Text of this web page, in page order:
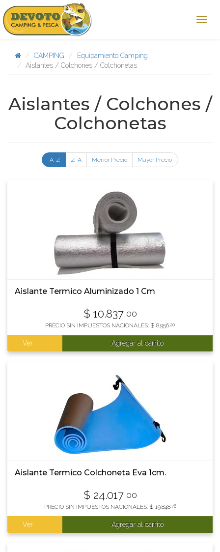
CAMPING
Equipamiento Camping
Aislantes / Colchones / Colchonetas
Aislantes / Colchones /
Colchonetas
A-Z Z-A Menor Precio Mayor Precio
Aislante Termico Aluminizado 1 Cm
$ 10.837,00
PRECIO SIN IMPUESTOS NACIONALES: $ 8.956 ,20
Ver Agregar al carrito
Aislante Termico Colchoneta Eva 1cm.
$ 24.017,00
PRECIO SIN IMPUESTOS NACIONALES: $ 19.848,76
Ver Agregar al carrito